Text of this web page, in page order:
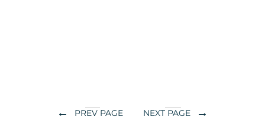
← PREV PAGE NEXT PAGE →